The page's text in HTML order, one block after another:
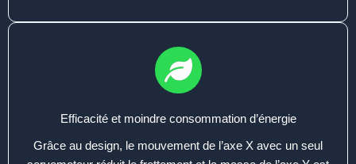
Efficacité et moindre consommation d’énergie
Grâce au design, le mouvement de l’axe X avec un seul